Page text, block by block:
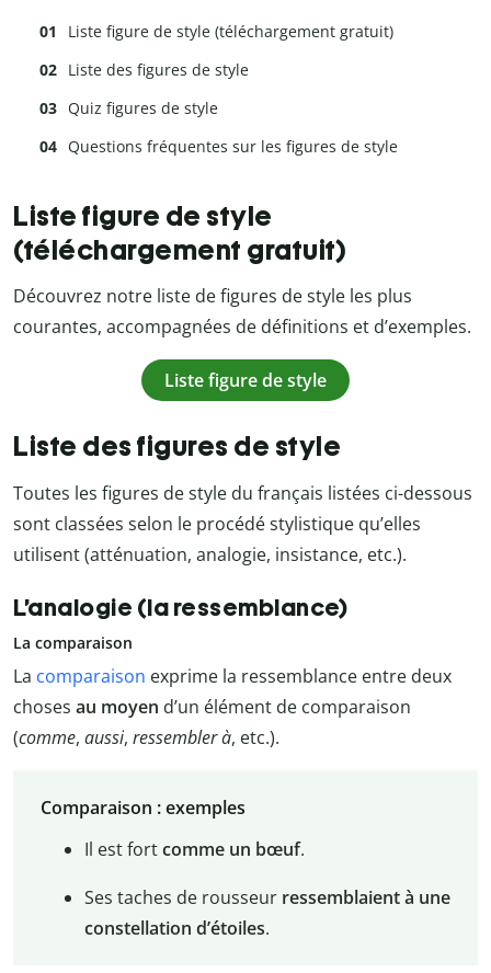
Liste figure de style (téléchargement gratuit)
Liste des figures de style
Quiz figures de style
Questions fréquentes sur les figures de style
Liste figure de style
(téléchargement gratuit)
Découvrez notre liste de figures de style les plus
courantes, accompagnées de définitions et d’exemples.
Liste figure de style
Liste des figures de style
Toutes les figures de style du français listées ci-dessous
sont classées selon le procédé stylistique qu’elles
utilisent (atténuation, analogie, insistance, etc.).
L’analogie (la ressemblance)
La comparaison
La comparaison exprime la ressemblance entre deux
choses au moyen d’un élément de comparaison
(comme, aussi, ressembler à, etc.).
Comparaison : exemples
Il est fortcomme un bœuf.
Ses taches de rousseur ressemblaient à une
constellation d’étoiles.